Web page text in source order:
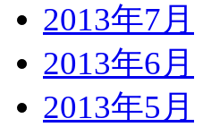
2013年7月
2013年6月
2013年5月